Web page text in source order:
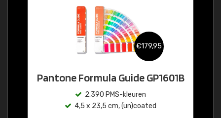
€179,95
Pantone Formula Guide GP1601B
2.390 PMS-kleuren
4,5 x 23,5 cm, (un)coated